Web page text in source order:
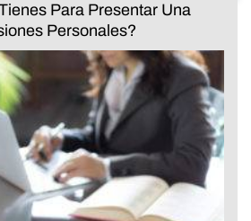
Para Presentar Una
Personales?